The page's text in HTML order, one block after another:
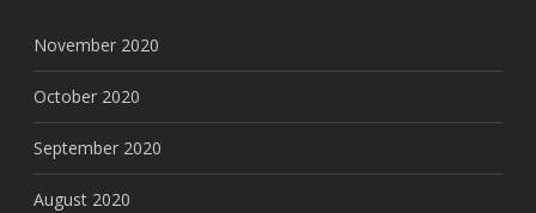
November 2020
October 2020
September 2020
August 2020